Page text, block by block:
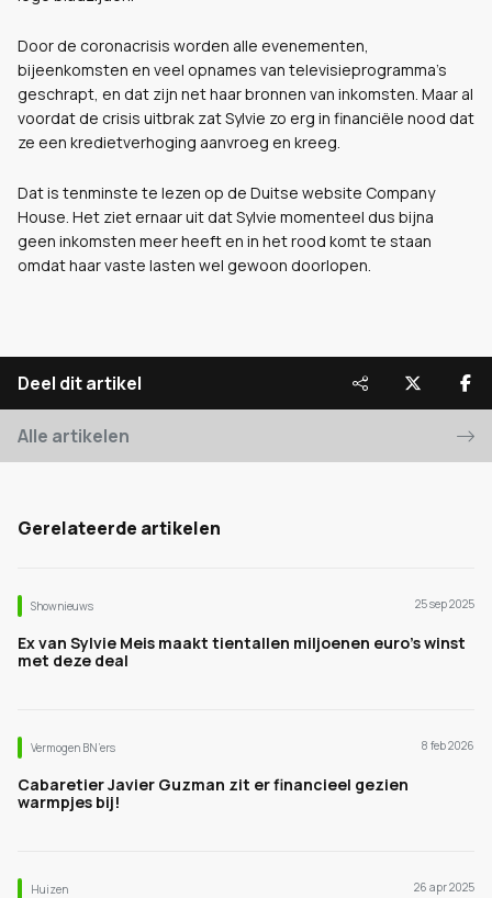
Door de coronacrisis worden alle evenementen,
bijeenkomsten en veel opnames van televisieprogramma’s
geschrapt, en dat zijn net haar bronnen van inkomsten. Maar al
voordat de crisis uitbrak zat Sylvie zo erg in financiële nood dat
ze een kredietverhoging aanvroeg en kreeg.
Dat is tenminste te lezen op de Duitse website Company
House. Het ziet ernaar uit dat Sylvie momenteel dus bijna
geen inkomsten meer heeft en in het rood komt te staan
omdat haar vaste lasten wel gewoon doorlopen.
Deel dit artikel
Alle artikelen
Gerelateerde artikelen
Shownieuws 25 sep 2025
Ex van Sylvie Meis maakt tientallen miljoenen euro’s winst
met deze deal
Vermogen BN’ers 8 feb 2026
Cabaretier Javier Guzman zit er financieel gezien
warmpjes bij!
Huizen 26 apr 2025